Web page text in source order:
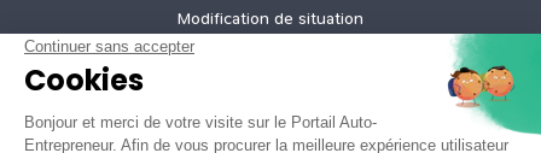
Modification de situation
Création micro-entreprise gratuite